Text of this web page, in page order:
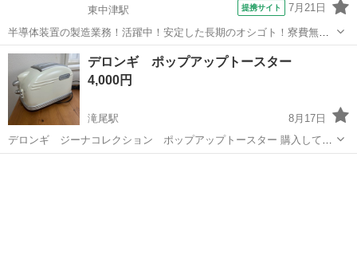
東中津駅
提携サイト 7月21日
半導体装置の製造業務！活躍中！安定した長期のオシゴト！寮費無料
★赴任旅費会社負担◎20代～40代の男性活躍中★未経験活躍中！高時
給1,500円！《大分県中津市》 人気の工場のお仕事 ◇半導体装置内部
のシート製造◇ ＊クリー...
大分 中津市 東中津駅 その他
デロンギ ポップアップトースター
4,000円
滝尾駅
8月17日
デロンギ ジーナコレクション ポップアップトースター 購入して数
回使用しただけで保管していたものです。 かわいいデザインで、ディ